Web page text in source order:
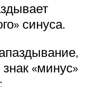
синуса.
«минус»